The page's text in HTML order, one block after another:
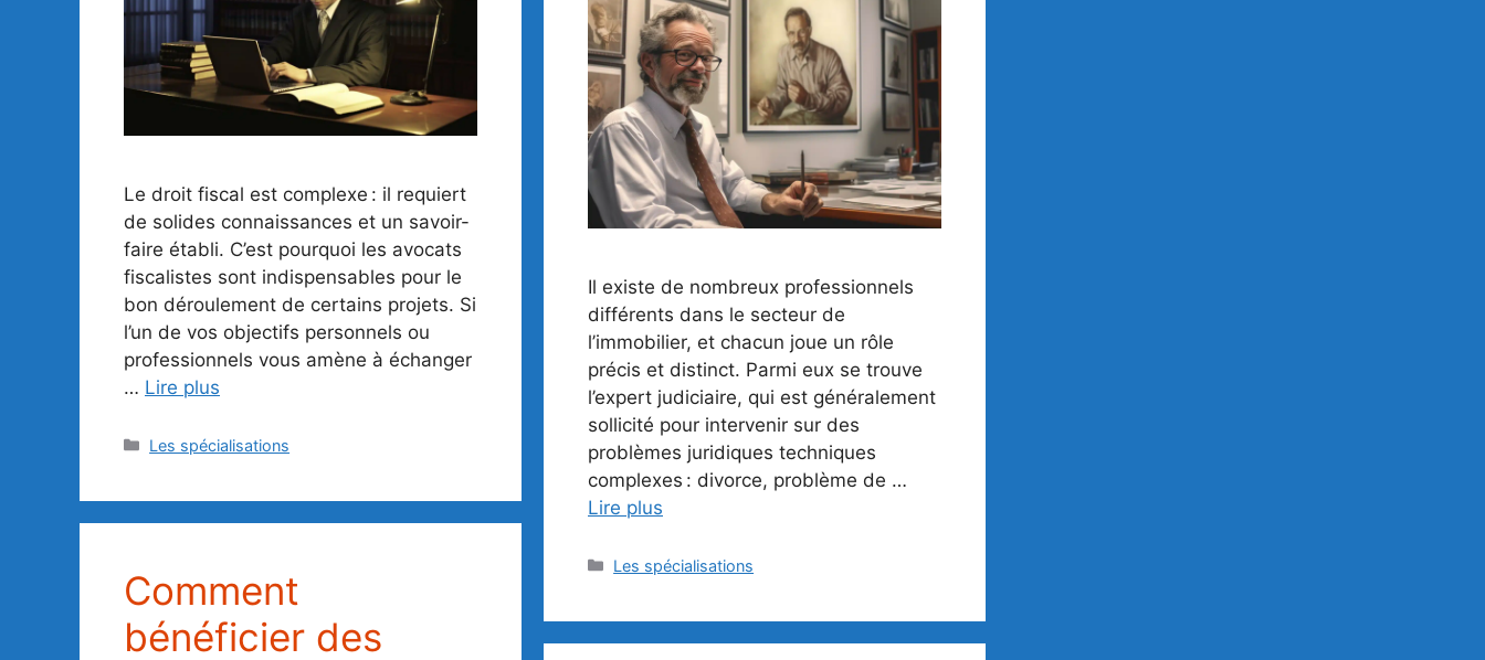
Le droit fiscal est complexe : il requiert
de solides connaissances et un savoir-
faire établi. C’est pourquoi les avocats
fiscalistes sont indispensables pour le
bon déroulement de certains projets. Si
l’un de vos objectifs personnels ou
professionnels vous amène à échanger
… Lire plus
Catégories
Les spécialisations
Il existe de nombreux professionnels
différents dans le secteur de
l’immobilier, et chacun joue un rôle
précis et distinct. Parmi eux se trouve
l’expert judiciaire, qui est généralement
sollicité pour intervenir sur des
problèmes juridiques techniques
complexes : divorce, problème de …
Lire plus
Catégories
Les spécialisations
Comment
bénéficier des